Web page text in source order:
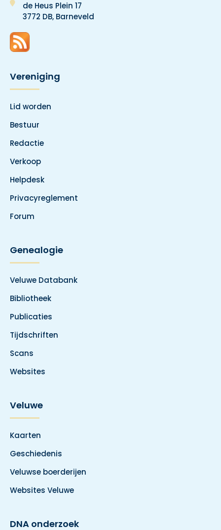
de Heus Plein 17
3772 DB, Barneveld
Vereniging
Lid worden
Bestuur
Redactie
Verkoop
Helpdesk
Privacyreglement
Forum
Genealogie
Veluwe Databank
Bibliotheek
Publicaties
Tijdschriften
Scans
Websites
Veluwe
Kaarten
Geschiedenis
Veluwse boerderijen
Websites Veluwe
DNA onderzoek